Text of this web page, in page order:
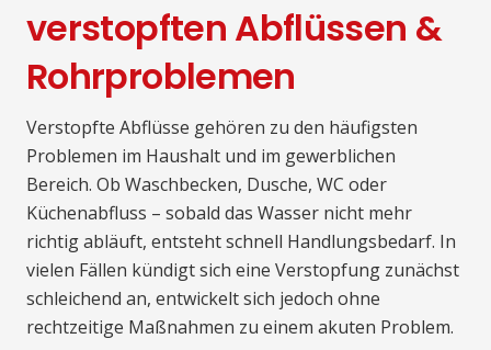
verstopften Abflüssen &
Rohrproblemen
Verstopfte Abflüsse gehören zu den häufigsten
Problemen im Haushalt und im gewerblichen
Bereich. Ob Waschbecken, Dusche, WC oder
Küchenabfluss – sobald das Wasser nicht mehr
richtig abläuft, entsteht schnell Handlungsbedarf. In
vielen Fällen kündigt sich eine Verstopfung zunächst
schleichend an, entwickelt sich jedoch ohne
rechtzeitige Maßnahmen zu einem akuten Problem.